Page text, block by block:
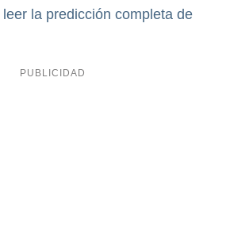
la predicción completa de